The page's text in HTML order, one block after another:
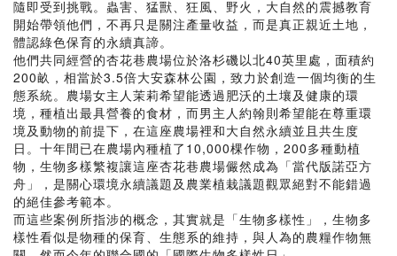
隨即受到挑戰。蟲害、猛獸、狂風、野火，大自然的震撼教育
開始帶領他們，不再只是關注產量收益，而是真正親近土地，
體認綠色保育的永續真諦。
他們共同經營的杏花巷農場位於洛杉磯以北40英里處，面積約
200畝，相當於3.5倍大安森林公園，致力於創造一個均衡的生
態系統。農場女主人茉莉希望能透過肥沃的土壤及健康的環
境，種植出最具營養的食材，而男主人約翰則希望能在尊重環
境及動物的前提下，在這座農場裡和大自然永續並且共生度
日。十年間已在農場內種植了10,000棵作物，200多種動植
物，生物多樣繁複讓這座杏花巷農場儼然成為「當代版諾亞方
舟」，是關心環境永續議題及農業植栽議題觀眾絕對不能錯過
的絕佳參考範本。
而這些案例所指涉的概念，其實就是「生物多樣性」，生物多
樣性看似是物種的保育、生態系的維持，與人為的農糧作物無